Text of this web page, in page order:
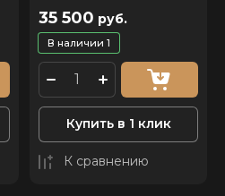
В наличии 1
35 500 руб.
Купить в 1 клик
К сравнению